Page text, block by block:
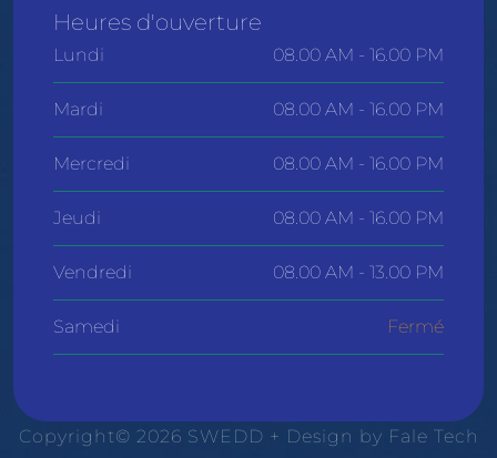
Heures d'ouverture
Lundi 08.00 AM - 16.00 PM
Mardi 08.00 AM - 16.00 PM
Mercredi 08.00 AM - 16.00 PM
Jeudi 08.00 AM - 16.00 PM
Vendredi 08.00 AM - 13.00 PM
Samedi Fermé
Copyright© 2026 SWEDD + Design by Fale Tech